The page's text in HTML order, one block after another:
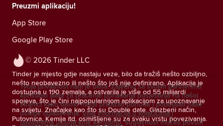
© 2026 Tinder LLC
Tinder je mjesto gdje nastaju veze, bilo da tražiš nešto ozbiljno,
nešto neobavezno ili nešto što još nije definirano. Aplikacija je
dostupna u 190 zemalja, a ostvarila je više od 55 milijardi
spojeva, što je čini najpopularnijom aplikacijom za upoznavanje
na svijetu. Značajke kao što su Double date, Glazbeni način,
Putovnica, Kemija itd. osmišljene su za svaku vrstu povezivanja.
Preuzmi aplikaciju!
App Store
Google Play Store
Tvoja privatnost nam je bitna. Zajedno sa svojim partnerima
koristimo alate za praćenje ponašanja posjetitelja na našoj
stranici kako bismo mogli prikazati ponude i poboljšati naše
usluge oglašavanja. Više informacija o kolačićima i
davateljima usluga koje koristimo. Suglasnost možeš povući